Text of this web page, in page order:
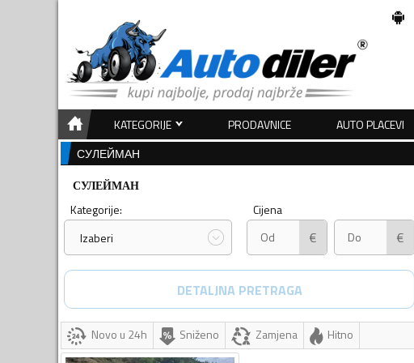
KATEGORIJE PRODAVNICE AUTO PLACEVI
СУЛЕЙМАН
СУЛЕЙМАН
Kategorije:
Izaberi
Cijena
€ €
DETALJNA PRETRAGA
Novo u 24h Sniženo Zamjena Hitno